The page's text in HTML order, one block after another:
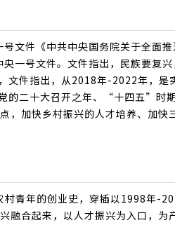
文件《中共中央国务院关于全面
号文件。文件指出，民族要复兴
件指出，从2018年-2022年，是
的二十大召开之年、“十四五”时
加快乡村振兴的人才培养、加快
青年的创业史，穿插以1998年-
融合起来，以人才振兴为入口，为